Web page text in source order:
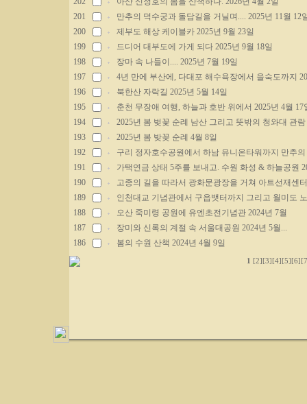
201
만추의 덕수궁과 돌담길을 거닐며.... 2025년 11월 12
200
제부도 해상 케이블카 2025년 9월 23일
199
드디어 대부도에 가게 되다 2025년 9월 18일
198
장마 속 나들이.... 2025년 7월 19일
197
4년 만에 부산에, 다대포 해수욕장에서 을숙도까지
196
북한산 자락길 2025년 5월 14일
195
춘천 무장애 여행, 하늘과 호반 위에서 2025년 4월 17
194
2025년 봄 벚꽃 순례 남산 그리고 뜻밖의 청와대 관람
193
2025년 봄 밪꽂 순례 4월 8일
192
구리 정자호수공원에서 하남 유니온타워까지 만추의
191
가택연금 상태 5주를 보내고. 수원 화성 & 하늘공원
190
고종의 길을 따라서 광화문광장을 거쳐 아트선재센
189
인천대교 기념관에서 구읍뱃터까지 그리고 월미도
188
오산 죽미령 공원에 유엔초전기념관 2024년 7월
187
장미와 신록의 계절 속 서울대공원 2024년 5월...
186
봄의 수원 산책 2024년 4월 9일
1 [2] [3] [4] [5] [6]